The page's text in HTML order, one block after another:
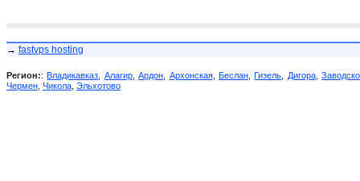
→ fastvps hosting
Регион::Владикавказ Алагир,Ардон Архонская, Беслан,Гизель Дигора,
Чермен Чикола Эльхотово